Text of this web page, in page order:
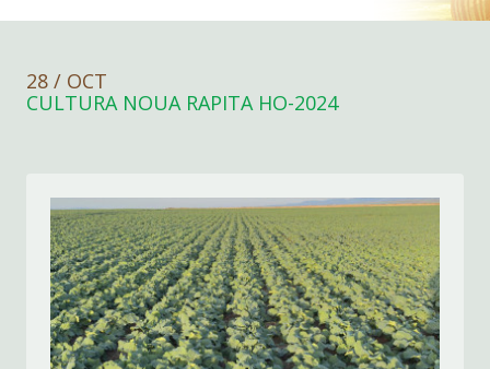
28 / OCT
CULTURA NOUA RAPITA HO-2024